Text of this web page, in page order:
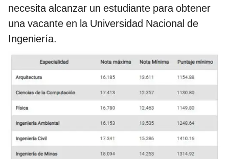
necesita alcanzar un estudiante para obtener
una vacante en la Universidad Nacional de
Ingeniería.